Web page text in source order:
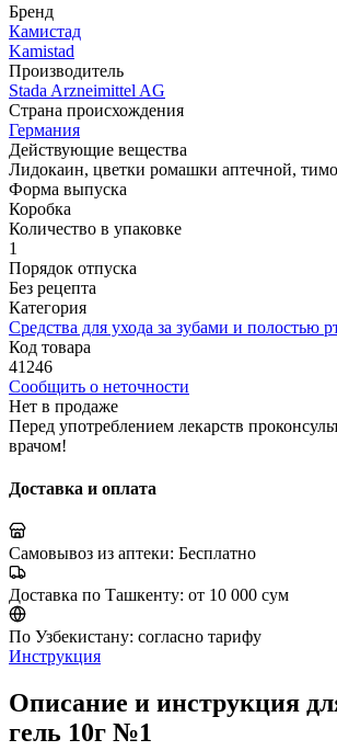
Бренд
Камистад
Kamistad
Производитель
Stada Arzneimittel AG
Страна происхождения
Германия
Действующие вещества
Лидокаин, цветки ромашки аптечной,
Форма выпуска
Коробка
Количество в упаковке
1
Порядок отпуска
Без рецепта
Категория
Средства для ухода за зубами и полостью
Код товара
41246
Сообщить о неточности
Нет в продаже
Перед употреблением лекарств
врачом!
Доставка и оплата
Самовывоз из аптеки: Бесплатно
Доставка по Ташкенту: от 10 000 сум
По Узбекистану: согласно тарифу
Инструкция
Описание и инструкция
гель 10г №1